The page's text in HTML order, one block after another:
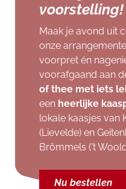
voorstelling!
Maak je avond uit
onze
voorpret én
voorafgaand aan
of thee met iets
een heerlijke
lokale kaasjes van
(Lievelde) en
Brömmels ('t
Nu bestellen